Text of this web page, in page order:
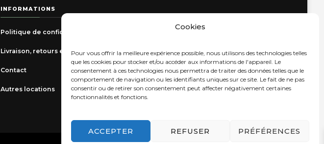
Cookies
Pour vous offrir la meilleure expérience possible, nous utilisons des technologies telles
que les cookies pour stocker et/ou accéder aux informations de l'appareil. Le
consentement à ces technologies nous permettra de traiter des données telles que le
comportement de navigation ou les identifiants uniques sur ce site. Le fait de ne pas
consentir ou de retirer son consentement peut affecter négativement certaines
fonctionnalités et fonctions.
ACCEPTER REFUSER PRÉFÉRENCES
INFORMATIONS
Politique de confidentialité
Livraison, retours et échanges
Contact
Autres locations